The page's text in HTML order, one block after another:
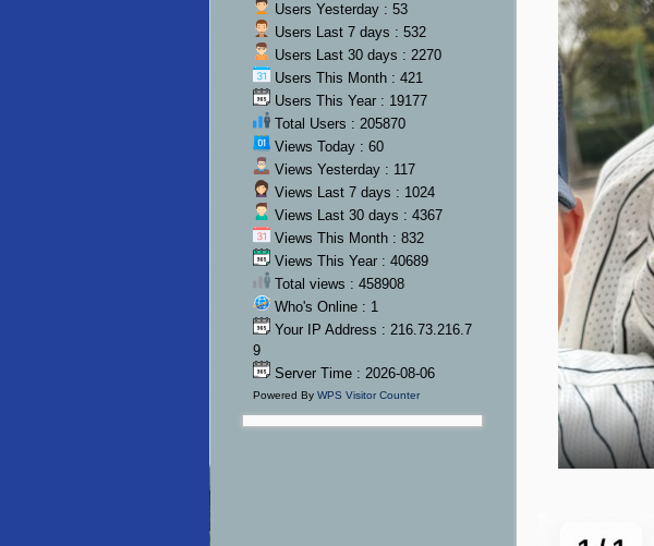
Users Yesterday : 53
Users Last 7 days : 532
Users Last 30 days : 2270
Users This Month : 421
Users This Year : 19177
Total Users : 205870
Views Today : 60
Views Yesterday : 117
Views Last 7 days : 1024
Views Last 30 days : 4367
Views This Month : 832
Views This Year : 40689
Total views : 458908
Who's Online : 1
Your IP Address : 216.73.216.7
9
Server Time : 2026-08-06
Powered By WPS Visitor Counter